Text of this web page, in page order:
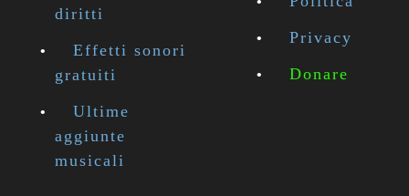
diritti
Effetti sonori
gratuiti
Ultime
aggiunte
musicali
Privacy
Donare